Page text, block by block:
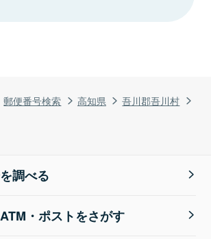
郵便番号検索 高知県
吾川郡吾川村
調べる
・ポストをさがす